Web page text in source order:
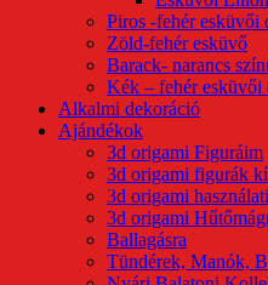
Piros -fehér esküvői
Zöld-fehér esküvő
Barack- narancs
Kék – fehér esküvői
Alkalmi dekoráció
Ajándékok
3d origami Figuráim
3d origami figurák
3d origami
3d origami
Ballagásra
Tündérek, Manók,